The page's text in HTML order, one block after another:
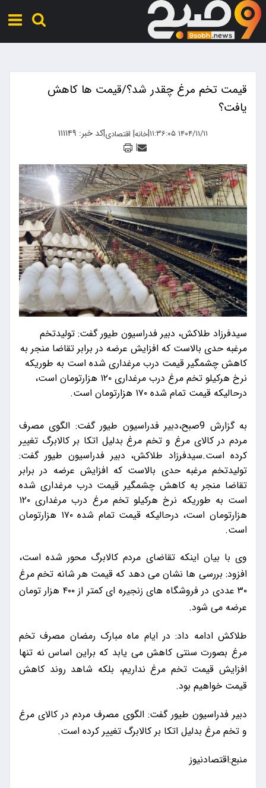
قیمت تخم مرغ چقدر شد؟/قیمت ها کاهش
یافت؟
۱۴۰۴/۱۱/۱۱ ۱۱:۳۶:۰۵ |خانه| اقتصادی|کد خبر: ۱۱۱۱۴۹
|
سیدفرزاد طلاکش، دبیر فدراسیون طیور گفت: تولیدتخم
مرغبه حدی بالاست که افزایش عرضه در برابر تقاضا منجر به
کاهش چشمگیر قیمت درب مرغداری شده است به طوریکه
نرخ هرکیلو تخم مرغ درب مرغداری ۱۲۰ هزارتومان است،
درحالیکه قیمت تمام شده ۱۷۰ هزارتومان است.
به گزارش 9صبح،دبیر فدراسیون طیور گفت: الگوی مصرف
مردم در کالای مرغ و تخم مرغ بدلیل اتکا بر کالابرگ تغییر
کرده است.سیدفرزاد طلاکش، دبیر فدراسیون طیور گفت:
تولیدتخم مرغبه حدی بالاست که افزایش عرضه در برابر
تقاضا منجر به کاهش چشمگیر قیمت درب مرغداری شده
است به طوریکه نرخ هرکیلو تخم مرغ درب مرغداری ۱۲۰
هزارتومان است، درحالیکه قیمت تمام شده ۱۷۰ هزارتومان
است.
وی با بیان اینکه تقاضای مردم کالابرگ محور شده است،
افزود: بررسی ها نشان می دهد که قیمت هر شانه تخم مرغ
۳۰ عددی در فروشگاه های زنجیره ای کمتر از ۴۰۰ هزار تومان
عرضه می شود.
طلاکش ادامه داد: در ایام‌ ماه مبارک رمضان مصرف تخم
مرغ بصورت سنتی کاهش می یابد که براین اساس نه تنها
افزایش قیمت تخم مرغ نداریم، بلکه شاهد روند کاهش
قیمت خواهیم بود.
دبیر فدراسیون طیور گفت: الگوی مصرف مردم در کالای مرغ
و تخم مرغ بدلیل اتکا بر کالابرگ تغییر کرده است.
منبع:اقتصادنیوز